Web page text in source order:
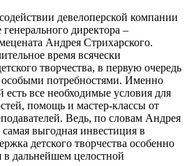
девелоперской компании
директора –
Андрея Стрихарского.
время всячески
творчества, в первую очередь
особыми потребностями. Именно
все необходимые условия для
помощь и мастер-классы от
Ведь, по словам Андрея
выгодная инвестиция в
детского творчества особенно
дальнейшем целостной